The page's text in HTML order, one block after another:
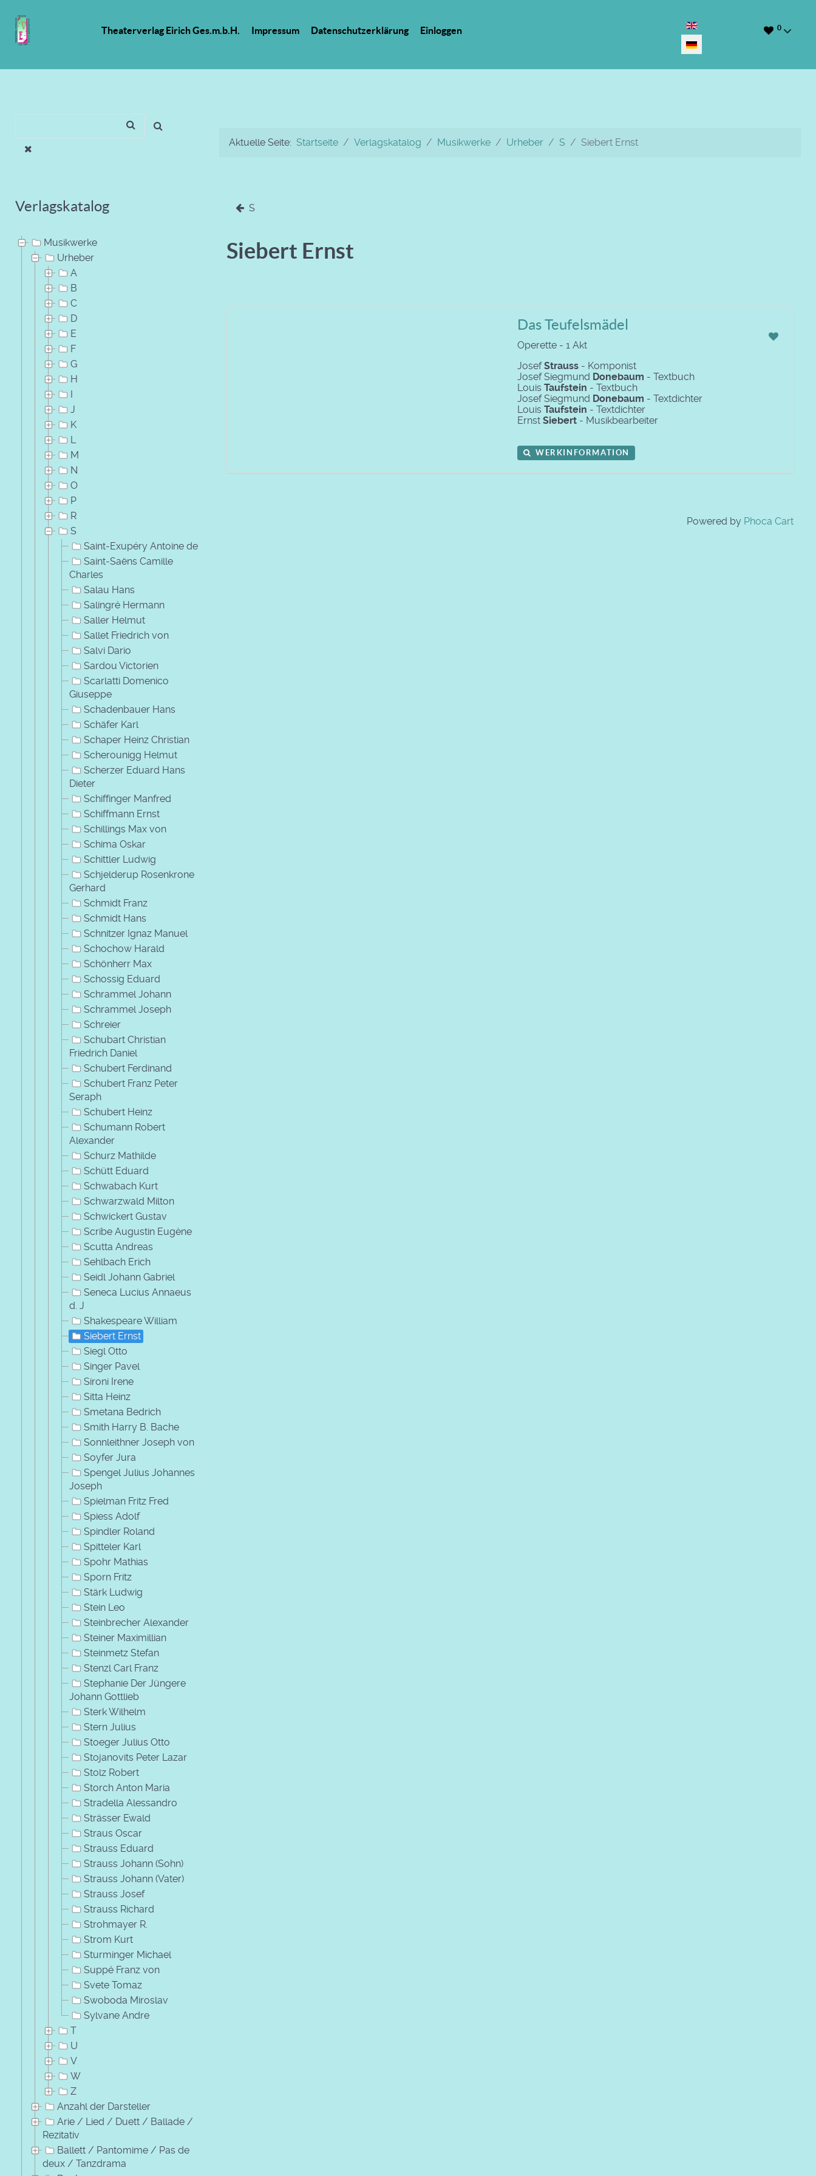
Theaterverlag Eirich Ges.m.b.H. Impressum Datenschutzerklärung Einloggen
Sprache auswählen 0
Verlagskatalog
Musikwerke
Urheber
A
B
C
D
E
F
G
H
I
J
K
L
M
N
O
P
R
S
Saint-Exupéry Antoine de
Saint-Saëns Camille
Charles
Salau Hans
Salingré Hermann
Saller Helmut
Sallet Friedrich von
Salvi Dario
Sardou Victorien
Scarlatti Domenico
Giuseppe
Schadenbauer Hans
Schäfer Karl
Schaper Heinz Christian
Scherounigg Helmut
Scherzer Eduard Hans
Dieter
Schiffinger Manfred
Schiffmann Ernst
Schillings Max von
Schima Oskar
Schittler Ludwig
Schjelderup Rosenkrone
Gerhard
Schmidt Franz
Schmidt Hans
Schnitzer Ignaz Manuel
Schochow Harald
Schönherr Max
Schossig Eduard
Schrammel Johann
Schrammel Joseph
Schreier
Schubart Christian
Friedrich Daniel
Schubert Ferdinand
Schubert Franz Peter
Seraph
Schubert Heinz
Schumann Robert
Alexander
Schurz Mathilde
Schütt Eduard
Schwabach Kurt
Schwarzwald Milton
Schwickert Gustav
Scribe Augustin Eugène
Scutta Andreas
Sehlbach Erich
Seidl Johann Gabriel
Seneca Lucius Annaeus
d. J
Shakespeare William
Siebert Ernst
Siegl Otto
Singer Pavel
Sironi Irene
Sitta Heinz
Smetana Bedrich
Smith Harry B. Bache
Sonnleithner Joseph von
Soyfer Jura
Spengel Julius Johannes
Joseph
Spielman Fritz Fred
Spiess Adolf
Spindler Roland
Spitteler Karl
Spohr Mathias
Sporn Fritz
Stärk Ludwig
Stein Leo
Steinbrecher Alexander
Steiner Maximillian
Steinmetz Stefan
Stenzl Carl Franz
Stephanie Der Jüngere
Johann Gottlieb
Sterk Wilhelm
Stern Julius
Stoeger Julius Otto
Stojanovits Peter Lazar
Stolz Robert
Storch Anton Maria
Stradella Alessandro
Strässer Ewald
Straus Oscar
Strauss Eduard
Strauss Johann (Sohn)
Strauss Johann (Vater)
Strauss Josef
Strauss Richard
Strohmayer R.
Strom Kurt
Sturminger Michael
Suppé Franz von
Svete Tomaz
Swoboda Miroslav
Sylvane Andre
T
U
V
W
Z
Anzahl der Darsteller
Arie / Lied / Duett / Ballade /
Rezitativ
Ballett / Pantomime / Pas de
deux / Tanzdrama
Aktuelle Seite: Startseite Verlagskatalog Musikwerke Urheber S Siebert Ernst
S
Siebert Ernst
Das Teufelsmädel
Operette - 1 Akt
JosefStrauss - Komponist
Josef Siegmund Donebaum - Textbuch
Louis Taufstein - Textbuch
Josef Siegmund Donebaum - Textdichter
Louis Taufstein - Textdichter
Ernst Siebert - Musikbearbeiter
WERKINFORMATION
Powered by Phoca Cart